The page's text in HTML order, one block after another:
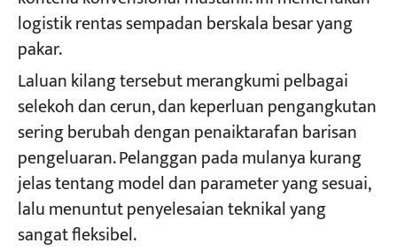
logistik rentas sempadan berskala besar yang
pakar.
Laluan kilang tersebut merangkumi pelbagai
selekoh dan cerun, dan keperluan pengangkutan
sering berubah dengan penaiktarafan barisan
pengeluaran. Pelanggan pada mulanya kurang
jelas tentang model dan parameter yang sesuai,
lalu menuntut penyelesaian teknikal yang
sangat fleksibel.